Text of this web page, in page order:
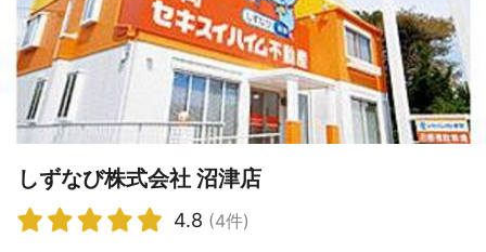
しずなび株式会社 沼津店
4.8 (4件)